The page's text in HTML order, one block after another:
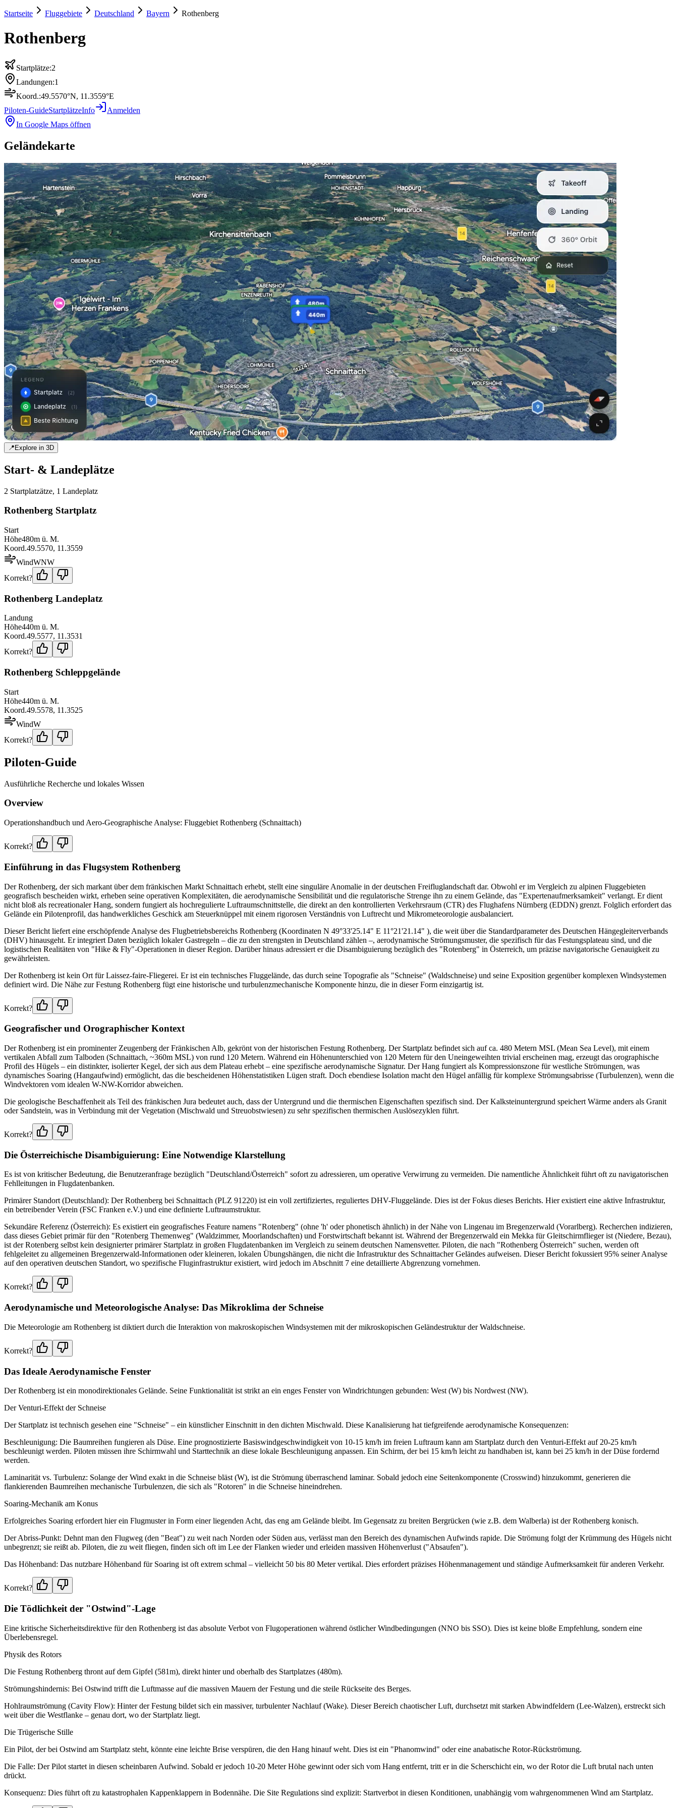
Startseite Fluggebiete Deutschland Bayern Rothenberg
Rothenberg
Startplätze:2
Landungen:1
Koord.:49.5570°N, 11.3559°E
Piloten-GuideStartplätzeInfo
Anmelden
In Google Maps öffnen
Geländekarte
📍Explore in 3D
Start- & Landeplätze
2 Startplatzätze, 1 Landeplatz
Rothenberg Startplatz
Start
Höhe480m ü. M.
Koord.49.5570, 11.3559
WindWNW
Korrekt?
Rothenberg Landeplatz
Landung
Höhe440m ü. M.
Koord.49.5577, 11.3531
Korrekt?
Rothenberg Schleppgelände
Start
Höhe440m ü. M.
Koord.49.5578, 11.3525
WindW
Korrekt?
Piloten-Guide
Ausführliche Recherche und lokales Wissen
Overview
Operationshandbuch und Aero-Geographische Analyse: Fluggebiet Rothenberg (Schnaittach)
Korrekt?
Einführung in das Flugsystem Rothenberg
Der Rothenberg, der sich markant über dem fränkischen Markt Schnaittach erhebt, stellt eine singuläre Anomalie in der deutschen Freifluglandschaft dar. Obwohl er im Vergleich zu alpinen Fluggebieten
geografisch bescheiden wirkt, erheben seine operativen Komplexitäten, die aerodynamische Sensibilität und die regulatorische Strenge ihn zu einem Gelände, das "Expertenaufmerksamkeit" verlangt. Er dient
nicht bloß als recreationaler Hang, sondern fungiert als hochregulierte Luftraumschnittstelle, die direkt an den kontrollierten Verkehrsraum (CTR) des Flughafens Nürnberg (EDDN) grenzt. Folglich erfordert das
Gelände ein Pilotenprofil, das handwerkliches Geschick am Steuerknüppel mit einem rigorosen Verständnis von Luftrecht und Mikrometeorologie ausbalanciert.
Dieser Bericht liefert eine erschöpfende Analyse des Flugbetriebsbereichs Rothenberg (Koordinaten N 49°33'25.14" E 11°21'21.14" ), die weit über die Standardparameter des Deutschen Hängegleiterverbands
(DHV) hinausgeht. Er integriert Daten bezüglich lokaler Gastregeln – die zu den strengsten in Deutschland zählen –, aerodynamische Strömungsmuster, die spezifisch für das Festungsplateau sind, und die
logistischen Realitäten von "Hike & Fly"-Operationen in dieser Region. Darüber hinaus adressiert er die Disambiguierung bezüglich des "Rotenberg" in Österreich, um präzise navigatorische Genauigkeit zu
gewährleisten.
Der Rothenberg ist kein Ort für Laissez-faire-Fliegerei. Er ist ein technisches Fluggelände, das durch seine Topografie als "Schneise" (Waldschneise) und seine Exposition gegenüber komplexen Windsystemen
definiert wird. Die Nähe zur Festung Rothenberg fügt eine historische und turbulenzmechanische Komponente hinzu, die in dieser Form einzigartig ist.
Korrekt?
Geografischer und Orographischer Kontext
Der Rothenberg ist ein prominenter Zeugenberg der Fränkischen Alb, gekrönt von der historischen Festung Rothenberg. Der Startplatz befindet sich auf ca. 480 Metern MSL (Mean Sea Level), mit einem
vertikalen Abfall zum Talboden (Schnaittach, ~360m MSL) von rund 120 Metern. Während ein Höhenunterschied von 120 Metern für den Uneingeweihten trivial erscheinen mag, erzeugt das orographische
Profil des Hügels – ein distinkter, isolierter Kegel, der sich aus dem Plateau erhebt – eine spezifische aerodynamische Signatur. Der Hang fungiert als Kompressionszone für westliche Strömungen, was
dynamisches Soaring (Hangaufwind) ermöglicht, das die bescheidenen Höhenstatistiken Lügen straft. Doch ebendiese Isolation macht den Hügel anfällig für komplexe Strömungsabrisse (Turbulenzen), wenn die
Windvektoren vom idealen W-NW-Korridor abweichen.
Die geologische Beschaffenheit als Teil des fränkischen Jura bedeutet auch, dass der Untergrund und die thermischen Eigenschaften spezifisch sind. Der Kalksteinuntergrund speichert Wärme anders als Granit
oder Sandstein, was in Verbindung mit der Vegetation (Mischwald und Streuobstwiesen) zu sehr spezifischen thermischen Auslösezyklen führt.
Korrekt?
Die Österreichische Disambiguierung: Eine Notwendige Klarstellung
Es ist von kritischer Bedeutung, die Benutzeranfrage bezüglich "Deutschland/Österreich" sofort zu adressieren, um operative Verwirrung zu vermeiden. Die namentliche Ähnlichkeit führt oft zu navigatorischen
Fehlleitungen in Flugdatenbanken.
Primärer Standort (Deutschland): Der Rothenberg bei Schnaittach (PLZ 91220) ist ein voll zertifiziertes, reguliertes DHV-Fluggelände. Dies ist der Fokus dieses Berichts. Hier existiert eine aktive Infrastruktur,
ein betreibender Verein (FSC Franken e.V.) und eine definierte Luftraumstruktur.
Sekundäre Referenz (Österreich): Es existiert ein geografisches Feature namens "Rotenberg" (ohne 'h' oder phonetisch ähnlich) in der Nähe von Lingenau im Bregenzerwald (Vorarlberg). Recherchen indizieren,
dass dieses Gebiet primär für den "Rotenberg Themenweg" (Waldzimmer, Moorlandschaften) und Forstwirtschaft bekannt ist. Während der Bregenzerwald ein Mekka für Gleitschirmflieger ist (Niedere, Bezau),
ist der Rotenberg selbst kein designierter primärer Startplatz in großen Flugdatenbanken im Vergleich zu seinem deutschen Namensvetter. Piloten, die nach "Rothenberg Österreich" suchen, werden oft
fehlgeleitet zu allgemeinen Bregenzerwald-Informationen oder kleineren, lokalen Übungshängen, die nicht die Infrastruktur des Schnaittacher Geländes aufweisen. Dieser Bericht fokussiert 95% seiner Analyse
auf den operativen deutschen Standort, wo spezifische Fluginfrastruktur existiert, wird jedoch im Abschnitt 7 eine detaillierte Abgrenzung vornehmen.
Korrekt?
Aerodynamische und Meteorologische Analyse: Das Mikroklima der Schneise
Die Meteorologie am Rothenberg ist diktiert durch die Interaktion von makroskopischen Windsystemen mit der mikroskopischen Geländestruktur der Waldschneise.
Korrekt?
Das Ideale Aerodynamische Fenster
Der Rothenberg ist ein monodirektionales Gelände. Seine Funktionalität ist strikt an ein enges Fenster von Windrichtungen gebunden: West (W) bis Nordwest (NW).
Der Venturi-Effekt der Schneise
Der Startplatz ist technisch gesehen eine "Schneise" – ein künstlicher Einschnitt in den dichten Mischwald. Diese Kanalisierung hat tiefgreifende aerodynamische Konsequenzen:
Beschleunigung: Die Baumreihen fungieren als Düse. Eine prognostizierte Basiswindgeschwindigkeit von 10-15 km/h im freien Luftraum kann am Startplatz durch den Venturi-Effekt auf 20-25 km/h
beschleunigt werden. Piloten müssen ihre Schirmwahl und Starttechnik an diese lokale Beschleunigung anpassen. Ein Schirm, der bei 15 km/h leicht zu handhaben ist, kann bei 25 km/h in der Düse fordernd
werden.
Laminarität vs. Turbulenz: Solange der Wind exakt in die Schneise bläst (W), ist die Strömung überraschend laminar. Sobald jedoch eine Seitenkomponente (Crosswind) hinzukommt, generieren die
flankierenden Baumreihen mechanische Turbulenzen, die sich als "Rotoren" in die Schneise hineindrehen.
Soaring-Mechanik am Konus
Erfolgreiches Soaring erfordert hier ein Flugmuster in Form einer liegenden Acht, das eng am Gelände bleibt. Im Gegensatz zu breiten Bergrücken (wie z.B. dem Walberla) ist der Rothenberg konisch.
Der Abriss-Punkt: Dehnt man den Flugweg (den "Beat") zu weit nach Norden oder Süden aus, verlässt man den Bereich des dynamischen Aufwinds rapide. Die Strömung folgt der Krümmung des Hügels nicht
unbegrenzt; sie reißt ab. Piloten, die zu weit fliegen, finden sich oft im Lee der Flanken wieder und erleiden massiven Höhenverlust ("Absaufen").
Das Höhenband: Das nutzbare Höhenband für Soaring ist oft extrem schmal – vielleicht 50 bis 80 Meter vertikal. Dies erfordert präzises Höhenmanagement und ständige Aufmerksamkeit für anderen Verkehr.
Korrekt?
Die Tödlichkeit der "Ostwind"-Lage
Eine kritische Sicherheitsdirektive für den Rothenberg ist das absolute Verbot von Flugoperationen während östlicher Windbedingungen (NNO bis SSO). Dies ist keine bloße Empfehlung, sondern eine
Überlebensregel.
Physik des Rotors
Die Festung Rothenberg thront auf dem Gipfel (581m), direkt hinter und oberhalb des Startplatzes (480m).
Strömungshindernis: Bei Ostwind trifft die Luftmasse auf die massiven Mauern der Festung und die steile Rückseite des Berges.
Hohlraumströmung (Cavity Flow): Hinter der Festung bildet sich ein massiver, turbulenter Nachlauf (Wake). Dieser Bereich chaotischer Luft, durchsetzt mit starken Abwindfeldern (Lee-Walzen), erstreckt sich
weit über die Westflanke – genau dort, wo der Startplatz liegt.
Die Trügerische Stille
Ein Pilot, der bei Ostwind am Startplatz steht, könnte eine leichte Brise verspüren, die den Hang hinauf weht. Dies ist ein "Phanomwind" oder eine anabatische Rotor-Rückströmung.
Die Falle: Der Pilot startet in diesen scheinbaren Aufwind. Sobald er jedoch 10-20 Meter Höhe gewinnt oder sich vom Hang entfernt, tritt er in die Scherschicht ein, wo der Rotor die Luft brutal nach unten
drückt.
Konsequenz: Dies führt oft zu katastrophalen Kappenklappern in Bodennähe. Die Site Regulations sind explizit: Startverbot in diesen Konditionen, unabhängig vom wahrgenommenen Wind am Startplatz.